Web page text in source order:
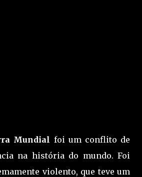
Mundial foi um conflito de
na história do mundo. Foi
violento, que teve um